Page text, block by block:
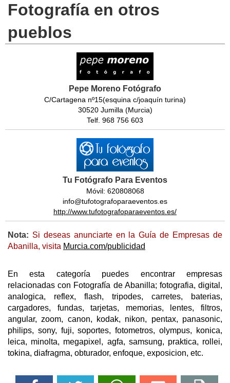
Fotografía en otros
pueblos
Pepe Moreno Fotógrafo
C/Cartagena nº15(esquina c/joaquín turina)
30520 Jumilla (Murcia)
Telf. 968 756 603
Tu Fotógrafo Para Eventos
Móvil: 620808068
info@tufotografoparaeventos.es
http://www.tufotografoparaeventos.es/
Nota: Si deseas anunciarte en la Guía de Empresas de
Abanilla, visita Murcia.com/publicidad
En esta categoría puedes encontrar empresas
relacionadas con Fotografía de Abanilla; fotografia, digital,
analogica, reflex, flash, tripodes, carretes, baterias,
cargadores, fundas, tarjetas, memorias, lentes, filtros,
angular, zoom, canon, kodak, nikon, pentax, panasonic,
philips, sony, fuji, soportes, fotometros, olympus, konica,
leica, minolta, megapixel, agfa, samsung, praktica, rollei,
tokina, diafragma, obturador, enfoque, exposicion, etc.